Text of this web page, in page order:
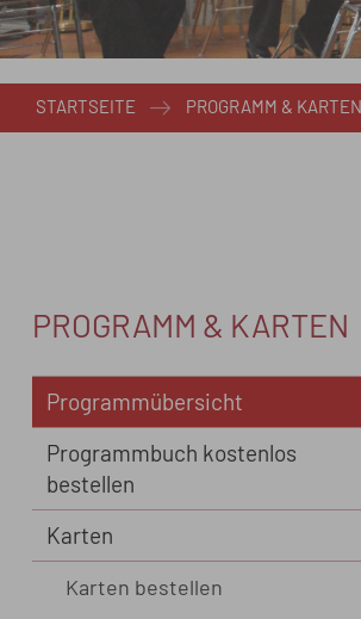
STARTSEITE PROGRAMM & KARTEN
PROGRAMM & KARTEN
Programmübersicht
Programmbuch kostenlos
bestellen
Karten
Karten bestellen